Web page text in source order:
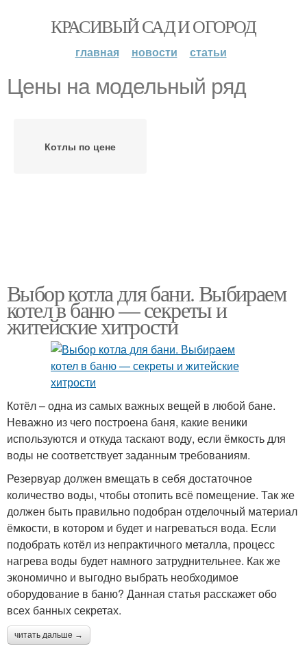
КРАСИВЫЙ САД И ОГОРОД
главная новости статьи
Цены на модельный ряд
Котлы по цене
Выбор котла для бани. Выбираем
котел в баню — секреты и
житейские хитрости
Котёл – одна из самых важных вещей в любой бане.
Неважно из чего построена баня, какие веники
используются и откуда таскают воду, если ёмкость для
воды не соответствует заданным требованиям.
Резервуар должен вмещать в себя достаточное
количество воды, чтобы отопить всё помещение. Так же
должен быть правильно подобран отделочный материал
ёмкости, в котором и будет и нагреваться вода. Если
подобрать котёл из непрактичного металла, процесс
нагрева воды будет намного затруднительнее. Как же
экономично и выгодно выбрать необходимое
оборудование в баню? Данная статья расскажет обо
всех банных секретах.
читать дальше →